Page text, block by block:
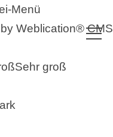
Menü
Weblication® CMS
Sehr groß